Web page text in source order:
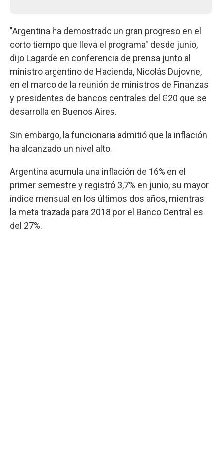
"Argentina ha demostrado un gran progreso en el
corto tiempo que lleva el programa" desde junio,
dijo Lagarde en conferencia de prensa junto al
ministro argentino de Hacienda, Nicolás Dujovne,
en el marco de la reunión de ministros de Finanzas
y presidentes de bancos centrales del G20 que se
desarrolla en Buenos Aires.
Sin embargo, la funcionaria admitió que la inflación
ha alcanzado un nivel alto.
Argentina acumula una inflación de 16% en el
primer semestre y registró 3,7% en junio, su mayor
índice mensual en los últimos dos años, mientras
la meta trazada para 2018 por el Banco Central es
del 27%.